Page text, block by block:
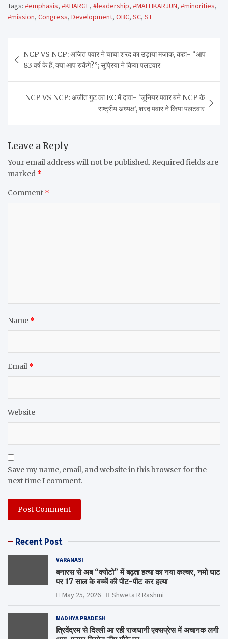
Tags: #emphasis, #KHARGE, #leadership, #MALLIKARJUN, #minorities,
#mission, Congress, Development, OBC, SC, ST
navigation
NCP VS NCP: अजित पवार ने चाचा शरद का उड़ाया मजाक, कहा- “आप
83 वर्ष के हैं, क्या आप रुकेंगे?”; सुप्रिया ने किया पलटवार
NCP VS NCP: अजीत गुट का EC में दावा- ‘जूनियर पवार बने NCP के
राष्ट्रीय अध्यक्ष’, शरद पवार ने किया पलटवार
Leave a Reply
Your email address will not be published. Required fields are
marked *
Comment *
Name *
Email *
Website
Save my name, email, and website in this browser for the
next time I comment.
Recent Post
VARANASI
बनारस से अब “क्योटो” में बढ़ता हत्या का नया कल्चर, नमो घाट
पर 17 साल के बच्चें की पीट-पीट कर हत्या
May 25, 2026 Shweta R Rashmi
MADHYA PRADESH
त्रिवेंद्रम से दिल्ली आ रही राजधानी एक्सप्रेस में अचानक लगी